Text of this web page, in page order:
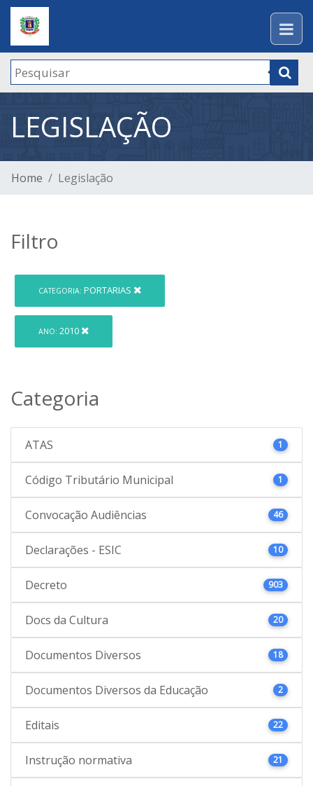
LEGISLAÇÃO
Home Legislação
Filtro
CATEGORIA: PORTARIAS
ANO: 2010
Categoria
ATAS 1
Código Tributário Municipal 1
Convocação Audiências 46
Declarações - ESIC 10
Decreto 903
Docs da Cultura 20
Documentos Diversos 18
Documentos Diversos da Educação 2
Editais 22
Instrução normativa 21